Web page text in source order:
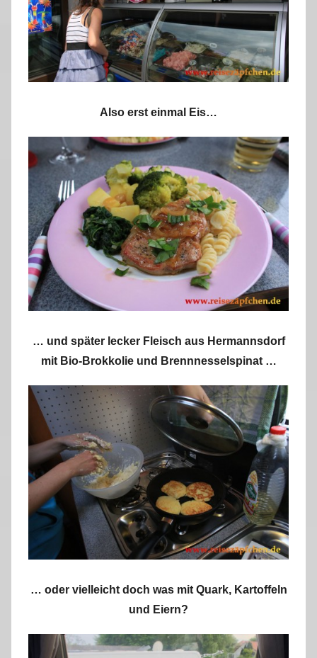
Also erst einmal Eis…
… und später lecker Fleisch aus Hermannsdorf
mit Bio-Brokkolie und Brennnesselspinat …
… oder vielleicht doch was mit Quark, Kartoffeln
und Eiern?